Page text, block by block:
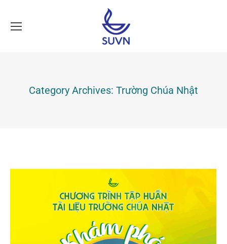
Category Archives: Trường Chúa Nhật